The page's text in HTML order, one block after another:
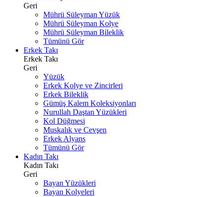
Geri
Mührü Süleyman Yüzük
Mührü Süleyman Kolye
Mührü Süleyman Bileklik
Tümünü Gör
Erkek Takı
Erkek Takı
Geri
Yüzük
Erkek Kolye ve Zincirleri
Erkek Bileklik
Gümüş Kalem Koleksiyonları
Nurullah Daştan Yüzükleri
Kol Düğmesi
Muskalık ve Cevşen
Erkek Alyans
Tümünü Gör
Kadın Takı
Kadın Takı
Geri
Bayan Yüzükleri
Bayan Kolyeleri